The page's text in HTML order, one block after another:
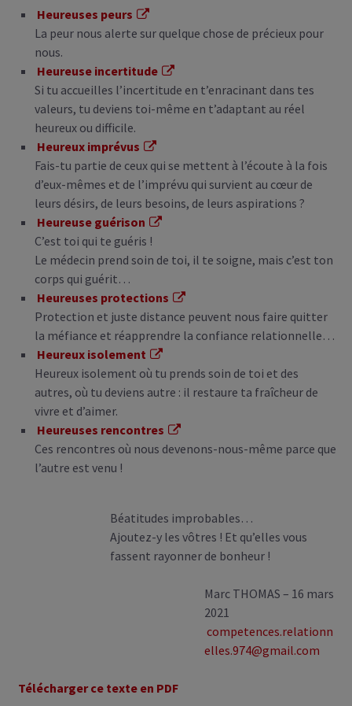
Heureuses peurs
La peur nous alerte sur quelque chose de précieux pour
nous.
Heureuse incertitude
Si tu accueilles l’incertitude en t’enracinant dans tes
valeurs, tu deviens toi-même en t’adaptant au réel
heureux ou difficile.
Heureux imprévus
Fais-tu partie de ceux qui se mettent à l’écoute à la fois
d’eux-mêmes et de l’imprévu qui survient au cœur de
leurs désirs, de leurs besoins, de leurs aspirations ?
Heureuse guérison
C’est toi qui te guéris !
Le médecin prend soin de toi, il te soigne, mais c’est ton
corps qui guérit…
Heureuses protections
Protection et juste distance peuvent nous faire quitter
la méfiance et réapprendre la confiance relationnelle…
Heureux isolement
Heureux isolement où tu prends soin de toi et des
autres, où tu deviens autre : il restaure ta fraîcheur de
vivre et d’aimer.
Heureuses rencontres
Ces rencontres où nous devenons-nous-même parce que
l’autre est venu !
Béatitudes improbables…
Ajoutez-y les vôtres ! Et qu’elles vous
fassent rayonner de bonheur !
Marc THOMAS – 16 mars
2021
competences.relationn
elles.974@gmail.com
Télécharger ce texte en PDF